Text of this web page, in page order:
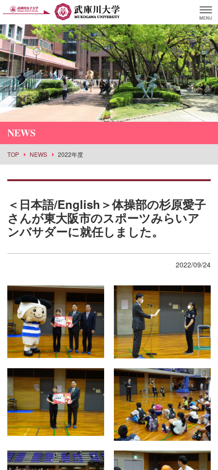
NEWS
TOP NEWS 2022年度
＜日本語/English＞体操部の杉原愛子
さんが東大阪市のスポーツみらいア
ンバサダーに就任しました。
2022/09/24